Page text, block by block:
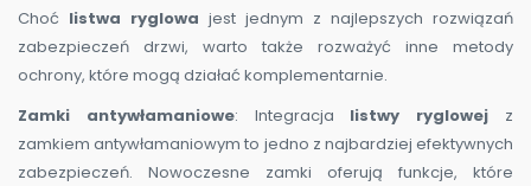
Choć listwa ryglowa jest jednym z najlepszych rozwiązań
zabezpieczeń drzwi, warto także rozważyć inne metody
ochrony, które mogą działać komplementarnie.
Zamki antywłamaniowe: Integracja listwy ryglowej z
zamkiem antywłamaniowym to jedno z najbardziej efektywnych
zabezpieczeń. Nowoczesne zamki oferują funkcje, które